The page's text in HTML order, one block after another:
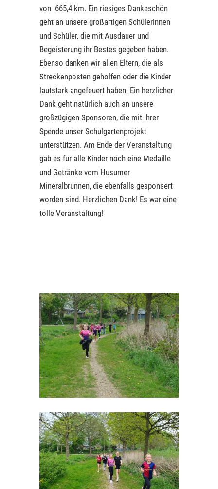
von 665,4 km. Ein riesiges Dankeschön
geht an unsere großartigen Schülerinnen
und Schüler, die mit Ausdauer und
Begeisterung ihr Bestes gegeben haben.
Ebenso danken wir allen Eltern, die als
Streckenposten geholfen oder die Kinder
lautstark angefeuert haben. Ein herzlicher
Dank geht natürlich auch an unsere
großzügigen Sponsoren, die mit Ihrer
Spende unser Schulgartenprojekt
unterstützen. Am Ende der Veranstaltung
gab es für alle Kinder noch eine Medaille
und Getränke vom Husumer
Mineralbrunnen, die ebenfalls gesponsert
worden sind. Herzlichen Dank! Es war eine
tolle Veranstaltung!